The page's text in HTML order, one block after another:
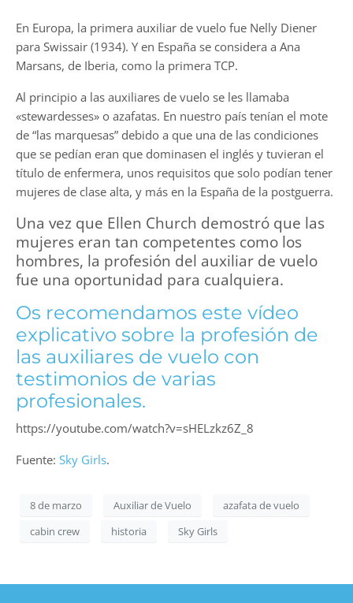
En Europa, la primera auxiliar de vuelo fue Nelly Diener
para Swissair (1934). Y en España se considera a Ana
Marsans, de Iberia, como la primera TCP.
Al principio a las auxiliares de vuelo se les llamaba
«stewardesses» o azafatas. En nuestro país tenían el mote
de “las marquesas” debido a que una de las condiciones
que se pedían eran que dominasen el inglés y tuvieran el
título de enfermera, unos requisitos que solo podían tener
mujeres de clase alta, y más en la España de la postguerra.
Una vez que Ellen Church demostró que las
mujeres eran tan competentes como los
hombres, la profesión del auxiliar de vuelo
fue una oportunidad para cualquiera.
Os recomendamos este vídeo
explicativo sobre la profesión de
las auxiliares de vuelo con
testimonios de varias
profesionales.
https://youtube.com/watch?v=sHELzkz6Z_8
Fuente: Sky Girls.
8 de marzo Auxiliar de Vuelo
azafata de vuelo
cabin crew
historia Sky Girls